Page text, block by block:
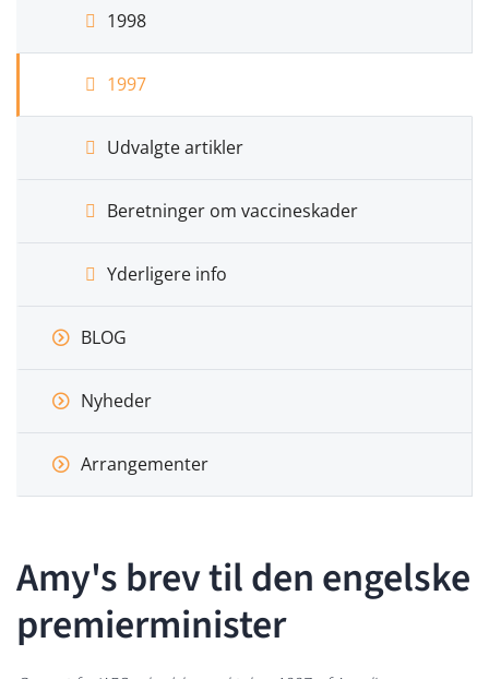
1998
1997
Udvalgte artikler
Beretninger om vaccineskader
Yderligere info
BLOG
Nyheder
Arrangementer
Amy's brev til den engelske
premierminister